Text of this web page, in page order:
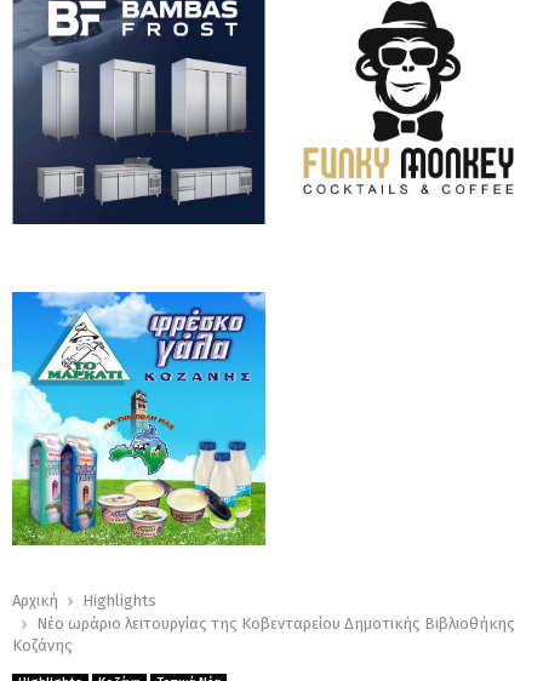
Αρχική
Highlights
Νέο ωράριο λειτουργίας της Κοβενταρείου Δημοτικής Βιβλιοθήκης
Κοζάνης